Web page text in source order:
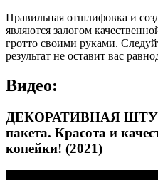
Правильная отшлифовка и
являются залогом
гротто своими руками.
результат не оставит вас
Видео:
ДЕКОРАТИВНАЯ
пакета. Красота и
копейки! (2021)